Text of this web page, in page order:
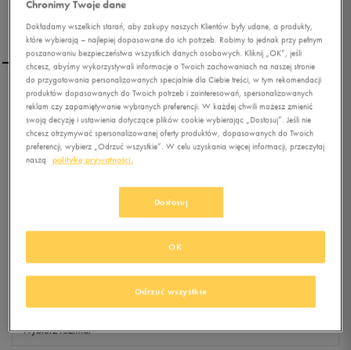
UMBRO POLO PRO
TRAINING POLY
0.0( 0)
zł z Vat
KLUBIE 50 STYLE
Produkt niedostępny
Jeśli artykuł będzie ponownie dostępny, otrzymasz od nas powiadomienie.
Wybierz rozmiar
Chronimy Twoje dane
Dokładamy wszelkich starań, aby zakupy naszych Klientów były udane, a produkty,
które wybierają – najlepiej dopasowane do ich potrzeb. Robimy to jednak przy pełnym
poszanowaniu bezpieczeństwa wszystkich danych osobowych. Kliknij „OK”, jeśli
chcesz, abyśmy wykorzystywali informacje o Twoich zachowaniach na naszej stronie
do przygotowania personalizowanych specjalnie dla Ciebie treści, w tym rekomendacji
produktów dopasowanych do Twoich potrzeb i zainteresowań, spersonalizowanych
reklam czy zapamiętywanie wybranych preferencji. W każdej chwili możesz zmienić
swoją decyzję i ustawienia dotyczące plików cookie wybierając „Dostosuj”. Jeśli nie
chcesz otrzymywać spersonalizowanej oferty produktów, dopasowanych do Twoich
preferencji, wybierz „Odrzuć wszystkie”. W celu uzyskania więcej informacji, przeczytaj
naszą
politykę prywatności.
Dostosuj
Odrzuć wszystkie
OK